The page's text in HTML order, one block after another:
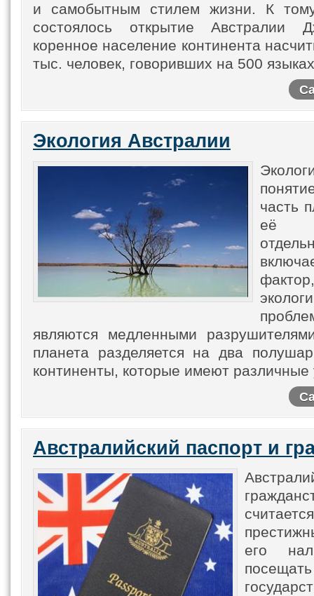
и самобытным стилем жизни. К
состоялось открытие Австралии
коренное население континента
тыс. человек, говоривших на 500
Экология Австралии
часть
её
являются медленными
планета разделяется на два
континенты, которые имеют различные
Австралийский паспорт и
его